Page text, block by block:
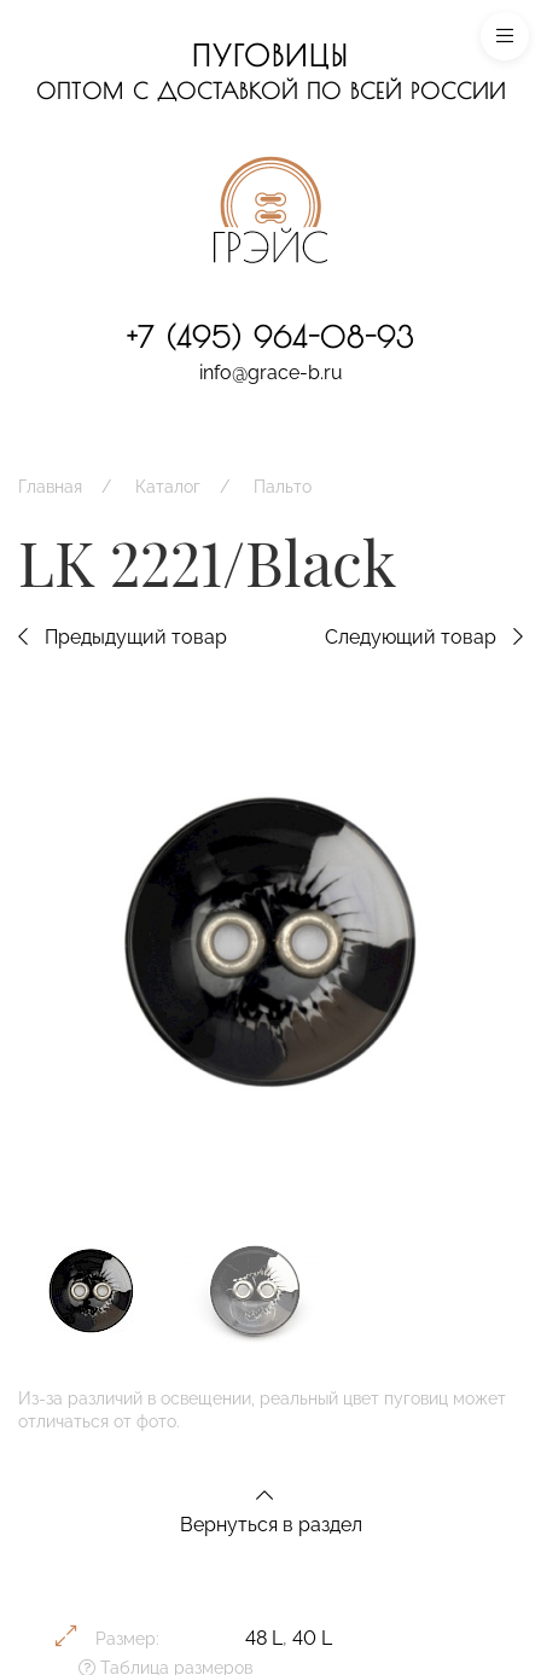
ПУГОВИЦЫ
ОПТОМ С ДОСТАВКОЙ ПО ВСЕЙ РОССИИ
+7 (495) 964-08-93
info@grace-b.ru
Главная Каталог Пальто
LK 2221/Black
Предыдущий товар Следующий товар
Из-за различий в освещении, реальный цвет пуговиц может
отличаться от фото.
Вернуться в раздел
Размер: 48 L, 40 L
Таблица размеров